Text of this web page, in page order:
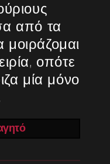
από τα
μοιράζομαι
οπότε
μία μόνο